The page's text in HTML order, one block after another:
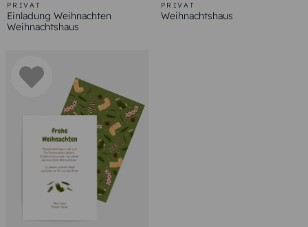
PRIVAT
Einladung Weihnachten
Weihnachtshaus
PRIVAT
Weihnachtshaus